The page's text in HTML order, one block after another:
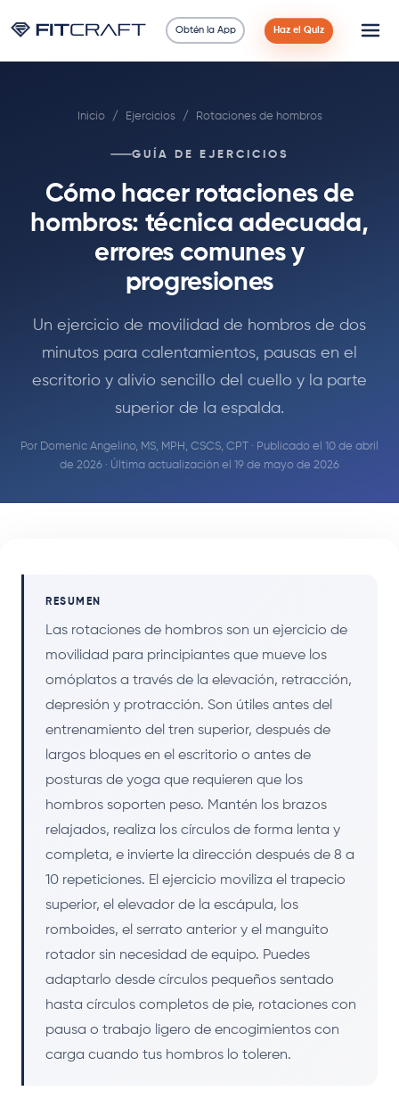
Obtén la App Haz el Quiz
90 Días
Calculadoras
Inicio / Ejercicios / Rotaciones de hombros
GUÍA DE EJERCICIOS
Cómo hacer rotaciones de
hombros: técnica adecuada,
errores comunes y
progresiones
Un ejercicio de movilidad de hombros de dos
minutos para calentamientos, pausas en el
escritorio y alivio sencillo del cuello y la parte
superior de la espalda.
Por Domenic Angelino, MS, MPH, CSCS, CPT · Publicado el 10 de abril
de 2026 · Última actualización el 19 de mayo de 2026
RESUMEN
Las rotaciones de hombros son un ejercicio de
movilidad para principiantes que mueve los
omóplatos a través de la elevación, retracción,
depresión y protracción. Son útiles antes del
entrenamiento del tren superior, después de
largos bloques en el escritorio o antes de
posturas de yoga que requieren que los
hombros soporten peso. Mantén los brazos
relajados, realiza los círculos de forma lenta y
completa, e invierte la dirección después de 8 a
10 repeticiones. El ejercicio moviliza el trapecio
superior, el elevador de la escápula, los
romboides, el serrato anterior y el manguito
rotador sin necesidad de equipo. Puedes
adaptarlo desde círculos pequeños sentado
hasta círculos completos de pie, rotaciones con
pausa o trabajo ligero de encogimientos con
carga cuando tus hombros lo toleren.